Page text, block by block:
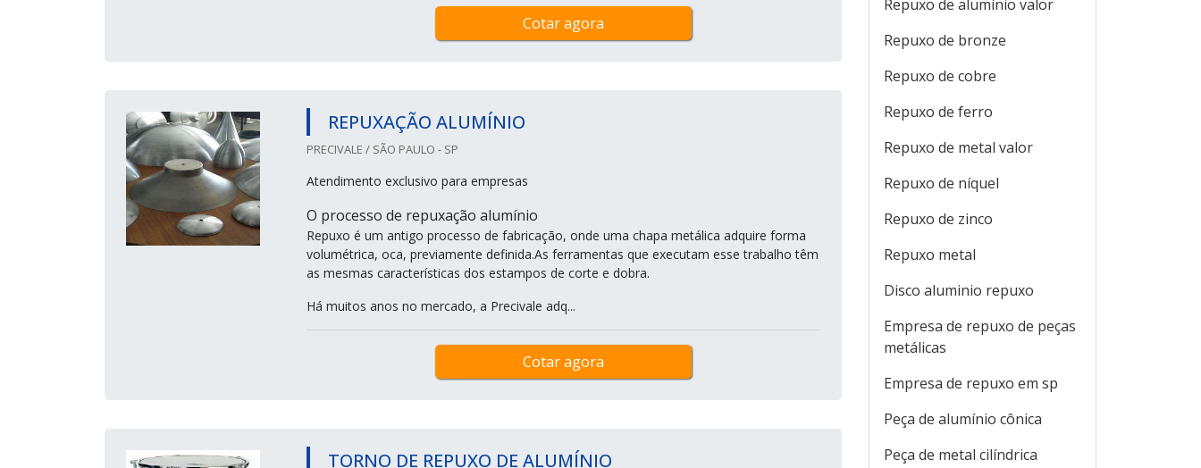
Cotar agora
REPUXAÇÃO ALUMÍNIO
PRECIVALE / SÃO PAULO - SP
Atendimento exclusivo para empresas
O processo de repuxação alumínio
Repuxo é um antigo processo de fabricação, onde uma chapa metálica adquire forma
volumétrica, oca, previamente definida.As ferramentas que executam esse trabalho têm
as mesmas características dos estampos de corte e dobra.
Há muitos anos no mercado, a Precivale adq...
Cotar agora
TORNO DE REPUXO DE ALUMÍNIO
Repuxo de alumínio valor
Repuxo de bronze
Repuxo de cobre
Repuxo de ferro
Repuxo de metal valor
Repuxo de níquel
Repuxo de zinco
Repuxo metal
Disco aluminio repuxo
Empresa de repuxo de peças
metálicas
Empresa de repuxo em sp
Peça de alumínio cônica
Peça de metal cilíndrica